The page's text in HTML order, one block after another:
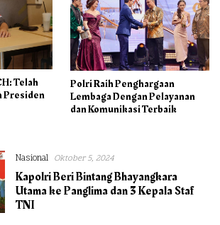
Telah
Presiden
Polri Raih Penghargaan
Lembaga Dengan Pelayanan
dan Komunikasi Terbaik
Nasional Oktober 5, 2024
Kapolri Beri Bintang Bhayangkara
Utama ke Panglima dan 3 Kepala Staf
TNI